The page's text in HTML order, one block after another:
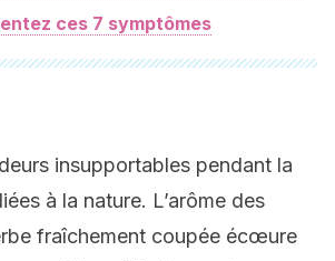
ces 7 symptômes
insupportables pendant la
à la nature. L’arôme des
fraîchement coupée écœure